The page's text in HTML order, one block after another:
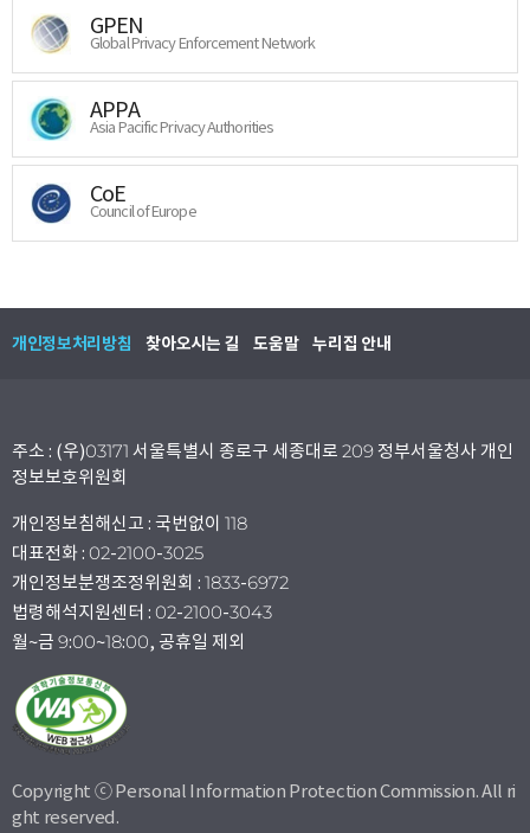
GPEN
Global Privacy Enforcement Network
APPA
Asia Pacific Privacy Authorities
CoE
Council of Europe
개인정보처리방침 찾아오시는 길 도움말 누리집 안내
주소 : (우)03171 서울특별시 종로구 세종대로 209 정부서울청사 개인
정보보호위원회
개인정보침해신고 : 국번없이 118
대표전화 : 02-2100-3025
개인정보분쟁조정위원회 : 1833-6972
법령해석지원센터 : 02-2100-3043
월~금 9:00~18:00, 공휴일 제외
Copyright ⓒ Personal Information Protection Commission. All ri
ght reserved.